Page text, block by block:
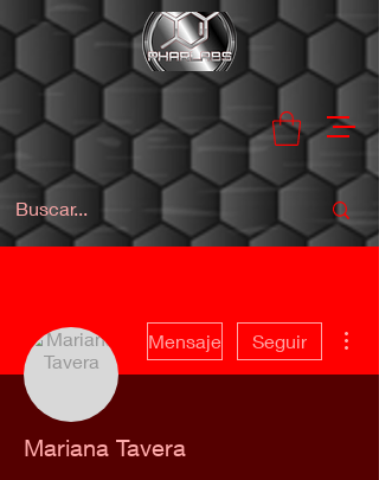
Mensaje Seguir
Mariana Tavera